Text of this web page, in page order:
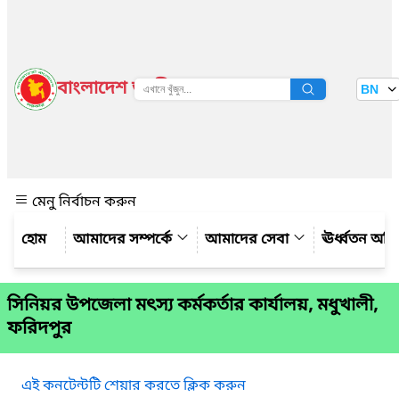
বাংলাদেশ জাতীয় তথ্য বাতায়ন BN
মেনু নির্বাচন করুন
আমাদের সম্পর্কে
আমাদের সেবা ঊর্ধ্বতন
সিনিয়র উপজেলা মৎস্য কর্মকর্তার কার্যালয়, মধুখালী,
ফরিদপুর
এই কনটেন্টটি শেয়ার করতে ক্লিক করুন